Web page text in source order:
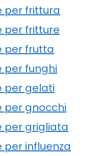
per frittura
per fritture
per frutta
per funghi
per gelati
per gnocchi
per grigliata
per influenza